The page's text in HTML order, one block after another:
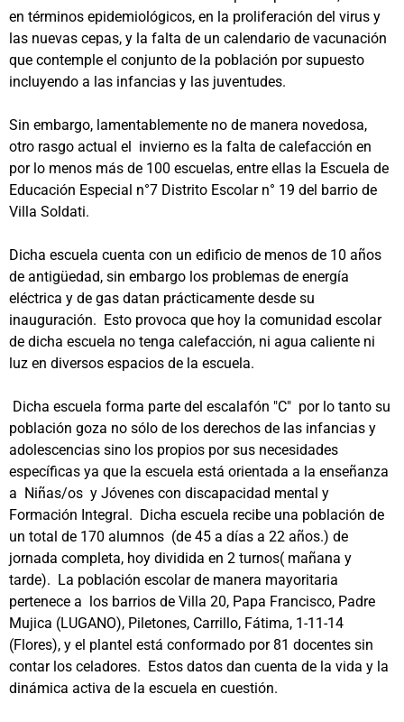
en términos epidemiológicos, en la proliferación del virus y
las nuevas cepas, y la falta de un calendario de vacunación
que contemple el conjunto de la población por supuesto
incluyendo a las infancias y las juventudes.
Sin embargo, lamentablemente no de manera novedosa,
otro rasgo actual el invierno es la falta de calefacción en
por lo menos más de 100 escuelas, entre ellas la Escuela de
Educación Especial n°7 Distrito Escolar n° 19 del barrio de
Villa Soldati.
Dicha escuela cuenta con un edificio de menos de 10 años
de antigüedad, sin embargo los problemas de energía
eléctrica y de gas datan prácticamente desde su
inauguración. Esto provoca que hoy la comunidad escolar
de dicha escuela no tenga calefacción, ni agua caliente ni
luz en diversos espacios de la escuela.
Dicha escuela forma parte del escalafón "C" por lo tanto su
población goza no sólo de los derechos de las infancias y
adolescencias sino los propios por sus necesidades
específicas ya que la escuela está orientada a la enseñanza
a Niñas/os y Jóvenes con discapacidad mental y
Formación Integral. Dicha escuela recibe una población de
un total de 170 alumnos (de 45 a días a 22 años.) de
jornada completa, hoy dividida en 2 turnos( mañana y
tarde). La población escolar de manera mayoritaria
pertenece a los barrios de Villa 20, Papa Francisco, Padre
Mujica (LUGANO), Piletones, Carrillo, Fátima, 1-11-14
(Flores), y el plantel está conformado por 81 docentes sin
contar los celadores. Estos datos dan cuenta de la vida y la
dinámica activa de la escuela en cuestión.